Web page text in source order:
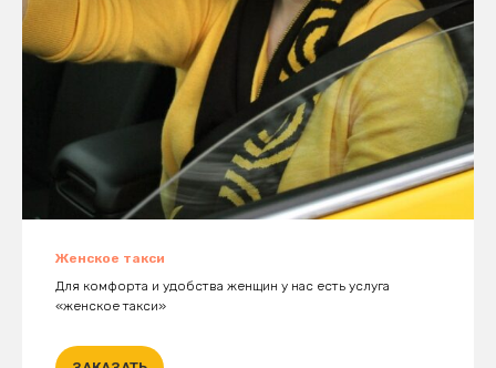
Женское такси
Для комфорта и удобства женщин у нас есть услуга
«женское такси»